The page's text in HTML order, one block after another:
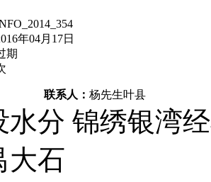
年04月17日
期
联系人： 杨先生叶县
水分 锦绣银湾
大石